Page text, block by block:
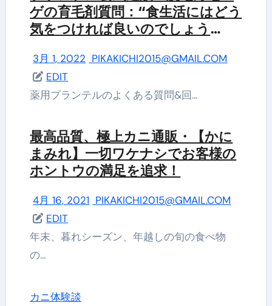
ゲの育毛剤質問：“食生活にはどう
気をつければ良いのでしょう
3月 1, 2022 PIKAKICHI2015@GMAIL.COM
EDIT
薬用プランテルのよくある質問&回…
最高品質、極上カニ通販・【かに
まみれ】一切ワケナシでお客様の
ホントウの満足を追求！
4月 16, 2021 PIKAKICHI2015@GMAIL.COM
EDIT
年末、暮れシーズン、年越しの旬の食べ物
の…
カニ体験談